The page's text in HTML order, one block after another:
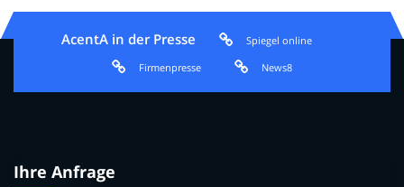
AcentA in der Presse Spiegel online
Firmenpresse News8
Ihre Anfrage